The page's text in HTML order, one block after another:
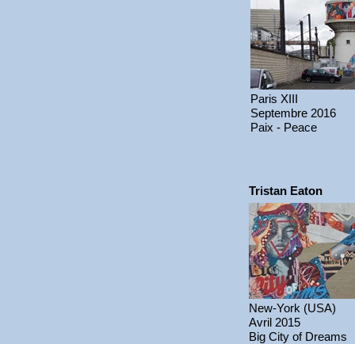
Paris XIII
Septembre 2016
Paix - Peace
Tristan Eaton
New-York (USA)
Avril 2015
Big City of Dreams